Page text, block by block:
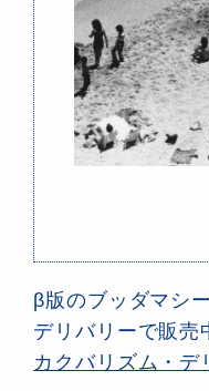
β版のブッダマシ
デリバリーで販売
カクバリズム・デ